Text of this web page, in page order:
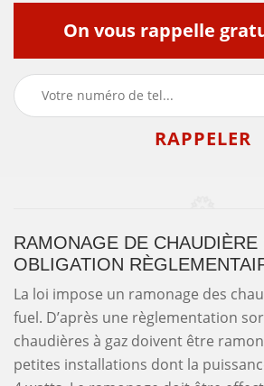
On vous rappelle
RAMONAGE DE CHAUDIÈRE
OBLIGATION
La loi impose un ramonage des
fuel. D’après une règlementation
chaudières à gaz doivent être
petites installations dont la